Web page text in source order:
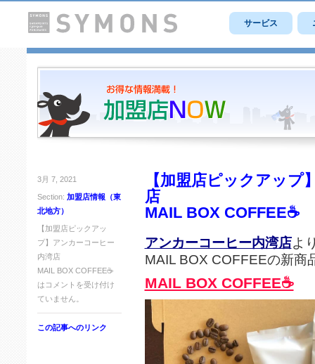
サービス
3月 7, 2021
Section: 加盟店情報（東
北地方）
【加盟店ピックアッ
プ】アンカーコーヒー
内湾店
MAIL BOX COFFEE☕
は コメントを受け付け
ていません。
この記事へのリンク
【加盟店ピックアップ
店
MAIL BOX COFFEE☕
アンカーコーヒー内湾店よ
MAIL BOX COFFEEの新商
MAIL BOX COFFEE☕